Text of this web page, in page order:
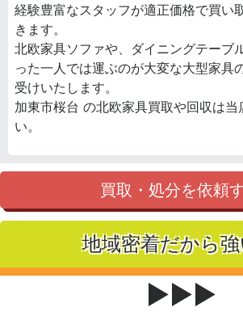
経験豊富なスタッフが適正価格で買い
きます。
北欧家具ソファや、ダイニングテーブ
った一人では運ぶのが大変な大型家具
受けいたします。
加東市桜台 の北欧家具買取や回収は当
い。
買取・処分を依頼
地域密着だから強
▶▶▶